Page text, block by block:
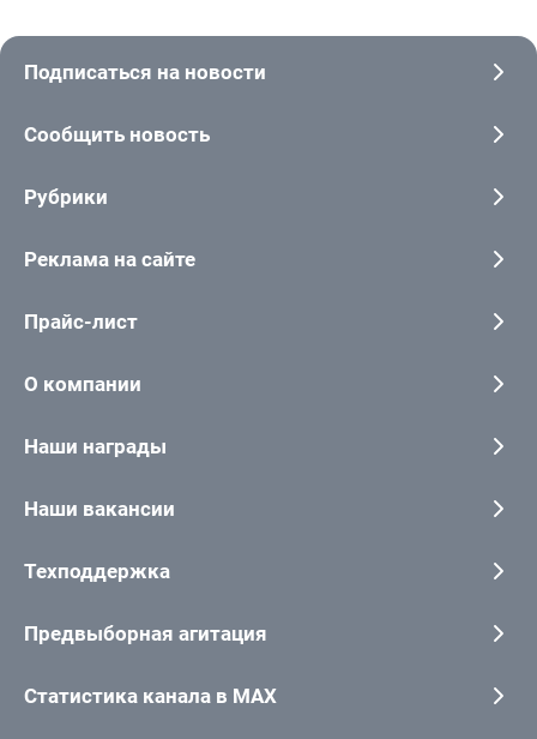
Подписаться на новости
Сообщить новость
Рубрики
Реклама на сайте
Прайс-лист
О компании
Наши награды
Наши вакансии
Техподдержка
Предвыборная агитация
Статистика канала в MAX